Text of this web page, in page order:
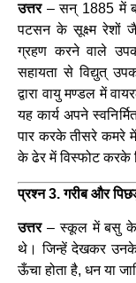
उत्तर – सन् 1885 में
पटसन के सूक्ष्म रेशों
ग्रहण करने वाले
सहायता से विद्युत्
द्वारा वायु मण्डल में
यह कार्य अपने
पार करके तीसरे कमरे
के ढेर में विस्फोट करके
प्रश्न 3. गरीब और
उत्तर – स्कूल में बसु के
थे। जिन्हें देखकर उनके
ऊँचा होता है, धन या